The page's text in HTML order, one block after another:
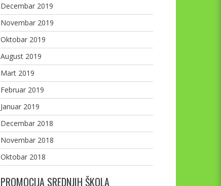
Decembar 2019
Novembar 2019
Oktobar 2019
August 2019
Mart 2019
Februar 2019
Januar 2019
Decembar 2018
Novembar 2018
Oktobar 2018
PROMOCIJA SREDNJIH ŠKOLA